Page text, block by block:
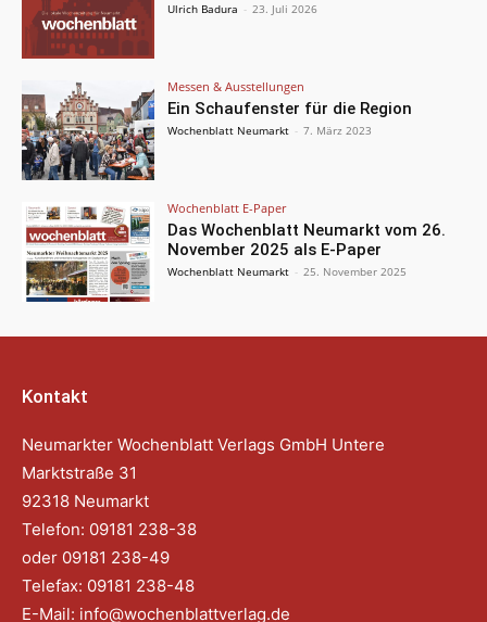
Ulrich Badura - 23. Juli 2026
Messen & Ausstellungen
Ein Schaufenster für die Region
Wochenblatt Neumarkt - 7. März 2023
Wochenblatt E-Paper
Das Wochenblatt Neumarkt vom 26.
November 2025 als E-Paper
Wochenblatt Neumarkt - 25. November 2025
Kontakt
Neumarkter Wochenblatt Verlags GmbH Untere
Marktstraße 31
92318 Neumarkt
Telefon: 09181 238-38
oder 09181 238-49
Telefax: 09181 238-48
E-Mail: info@wochenblattverlag.de